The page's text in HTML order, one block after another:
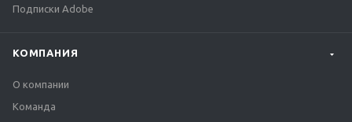
Подписки Adobe
КОМПАНИЯ
О компании
Команда